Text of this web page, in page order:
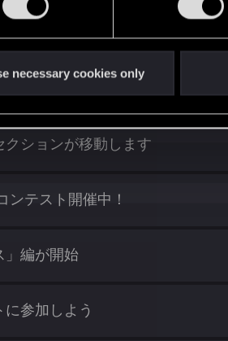
necessary cookies only
がこの週末に開催！
クションが移動します
ンテスト開催中！
」編が開始
参加しよう